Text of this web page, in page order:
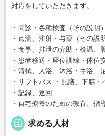
対応をしていただきます。
・問診・各種検査（その説明）
・点滴、注射・与薬（その説明
・食事、排泄の介助・検温、
・患者移送・座位訓練・体位
・清拭、入浴、沐浴・手浴、
・リフトバス ・配膳、下膳
・記録、巡回
・自宅療養のための教育、指
portrait 求める人材